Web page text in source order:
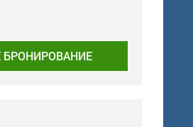
БРОНИРОВАНИЕ